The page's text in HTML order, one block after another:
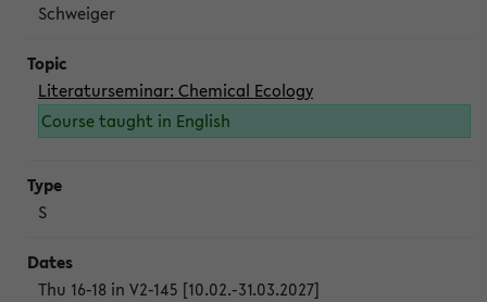
Schweiger
Literaturseminar: Chemical Ecology
Course taught in English
S
Thu 16-18 in V2-145 [10.02.-31.03.2027]